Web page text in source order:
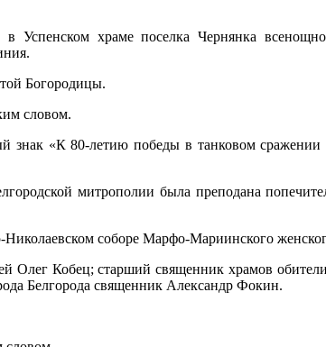
Успенском храме поселка Чернянка
Богородицы.
словом.
«К 80-летию победы в танковом
митрополии была преподана
соборе Марфо-Мариинского
Олег Кобец; старший священник храмов
Белгорода священник Александр Фокин.